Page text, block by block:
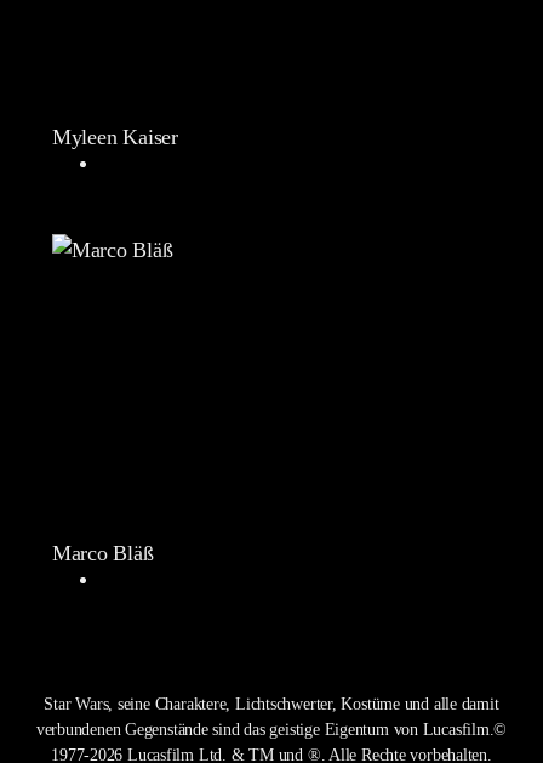
Myleen Kaiser
Marco Bläß
Star Wars, seine Charaktere, Lichtschwerter, Kostüme und alle damit
verbundenen Gegenstände sind das geistige Eigentum von Lucasfilm.©
1977-2026 Lucasfilm Ltd. & TM und ®. Alle Rechte vorbehalten.